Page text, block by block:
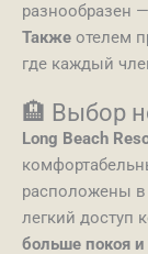
разнообразен
Также отелем
где каждый
🏨 Выбор
Long Beach
расположены в
легкий доступ
больше покоя и